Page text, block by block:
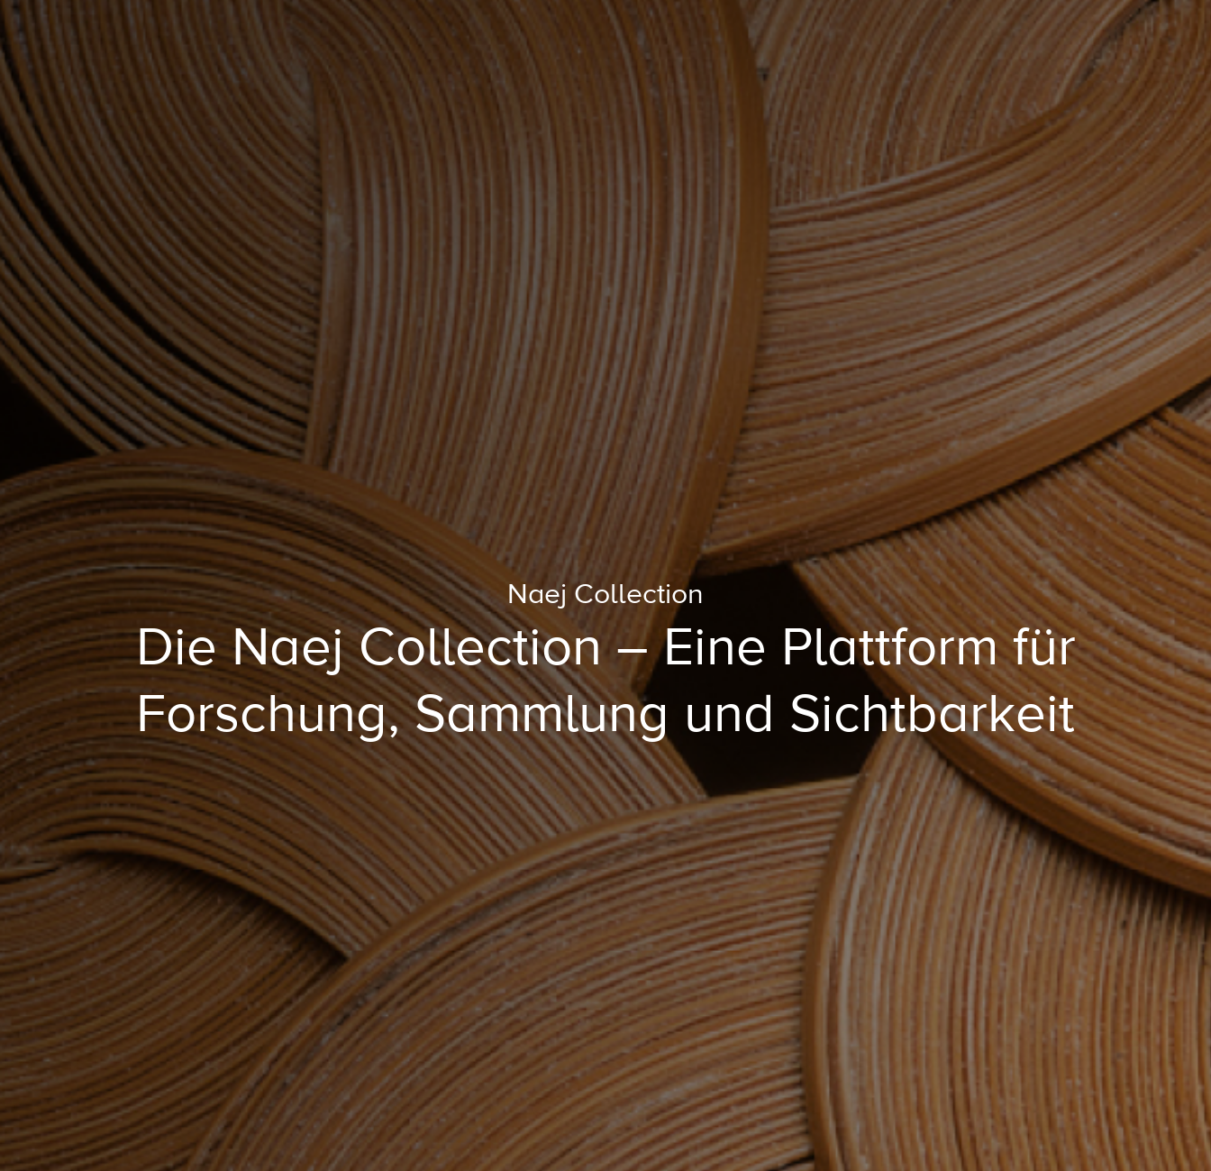
Naej Collection
Die Naej Collection – Eine Plattform für
Forschung, Sammlung und Sichtbarkeit